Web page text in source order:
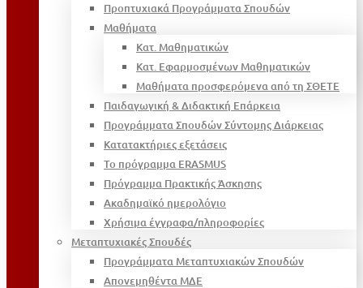
Προπτυχιακά Προγράμματα Σπουδών
Μαθήματα
Κατ. Μαθηματικών
Κατ. Εφαρμοσμένων Μαθηματικών
Μαθήματα προσφερόμενα από τη ΣΘΕΤΕ
Παιδαγωγική & Διδακτική Επάρκεια
Προγράμματα Σπουδών Σύντομης Διάρκειας
Κατατακτήριες εξετάσεις
Το πρόγραμμα ERASMUS
Πρόγραμμα Πρακτικής Άσκησης
Ακαδημαϊκό ημερολόγιο
Χρήσιμα έγγραφα/πληροφορίες
Μεταπτυχιακές Σπουδές
Προγράμματα Μεταπτυχιακών Σπουδών
Απονεμηθέντα ΜΔΕ